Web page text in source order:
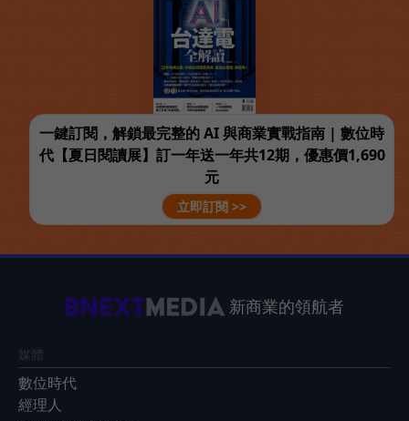
一鍵訂閱，解鎖最完整的 AI 與商業實戰指南 | 數位時
代【夏日閱讀展】訂一年送一年共12期，優惠價1,690
元
立即訂閱 >>
新商業的領航者
媒體
數位時代
經理人